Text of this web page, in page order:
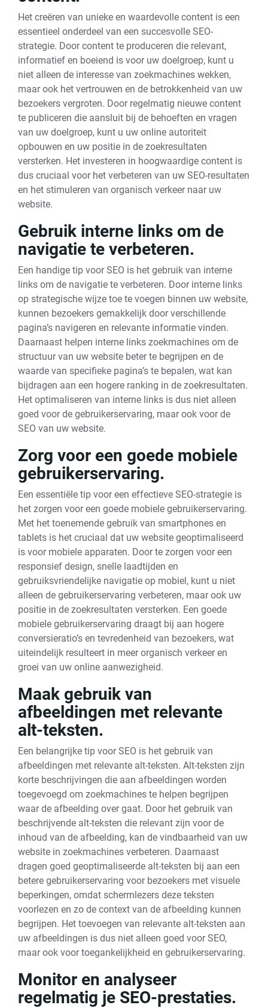
Het creëren van unieke en waardevolle content is een
essentieel onderdeel van een succesvolle SEO-
strategie. Door content te produceren die relevant,
informatief en boeiend is voor uw doelgroep, kunt u
niet alleen de interesse van zoekmachines wekken,
maar ook het vertrouwen en de betrokkenheid van uw
bezoekers vergroten. Door regelmatig nieuwe content
te publiceren die aansluit bij de behoeften en vragen
van uw doelgroep, kunt u uw online autoriteit
opbouwen en uw positie in de zoekresultaten
versterken. Het investeren in hoogwaardige content is
dus cruciaal voor het verbeteren van uw SEO-resultaten
en het stimuleren van organisch verkeer naar uw
website.
Gebruik interne links om de
navigatie te verbeteren.
Een handige tip voor SEO is het gebruik van interne
links om de navigatie te verbeteren. Door interne links
op strategische wijze toe te voegen binnen uw website,
kunnen bezoekers gemakkelijk door verschillende
pagina’s navigeren en relevante informatie vinden.
Daarnaast helpen interne links zoekmachines om de
structuur van uw website beter te begrijpen en de
waarde van specifieke pagina’s te bepalen, wat kan
bijdragen aan een hogere ranking in de zoekresultaten.
Het optimaliseren van interne links is dus niet alleen
goed voor de gebruikerservaring, maar ook voor de
SEO van uw website.
Zorg voor een goede mobiele
gebruikerservaring.
Een essentiële tip voor een effectieve SEO-strategie is
het zorgen voor een goede mobiele gebruikerservaring.
Met het toenemende gebruik van smartphones en
tablets is het cruciaal dat uw website geoptimaliseerd
is voor mobiele apparaten. Door te zorgen voor een
responsief design, snelle laadtijden en
gebruiksvriendelijke navigatie op mobiel, kunt u niet
alleen de gebruikerservaring verbeteren, maar ook uw
positie in de zoekresultaten versterken. Een goede
mobiele gebruikerservaring draagt bij aan hogere
conversieratio’s en tevredenheid van bezoekers, wat
uiteindelijk resulteert in meer organisch verkeer en
groei van uw online aanwezigheid.
Maak gebruik van
afbeeldingen met relevante
alt-teksten.
Een belangrijke tip voor SEO is het gebruik van
afbeeldingen met relevante alt-teksten. Alt-teksten zijn
korte beschrijvingen die aan afbeeldingen worden
toegevoegd om zoekmachines te helpen begrijpen
waar de afbeelding over gaat. Door het gebruik van
beschrijvende alt-teksten die relevant zijn voor de
inhoud van de afbeelding, kan de vindbaarheid van uw
website in zoekmachines verbeteren. Daarnaast
dragen goed geoptimaliseerde alt-teksten bij aan een
betere gebruikerservaring voor bezoekers met visuele
beperkingen, omdat schermlezers deze teksten
voorlezen en zo de context van de afbeelding kunnen
begrijpen. Het toevoegen van relevante alt-teksten aan
uw afbeeldingen is dus niet alleen goed voor SEO,
maar ook voor toegankelijkheid en gebruikerservaring.
Monitor en analyseer
regelmatig je SEO-prestaties.